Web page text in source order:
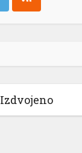
Izdvojeno